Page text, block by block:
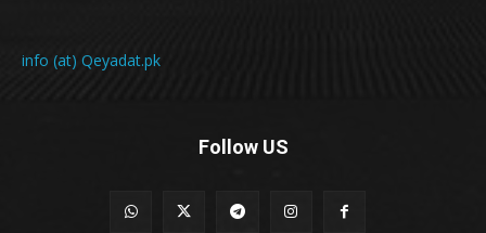
info (at) Qeyadat.pk
Follow US